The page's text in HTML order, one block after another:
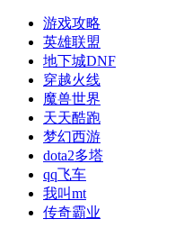
游戏攻略
英雄联盟
地下城DNF
穿越火线
魔兽世界
天天酷跑
梦幻西游
dota2多塔
qq飞车
我叫mt
传奇霸业